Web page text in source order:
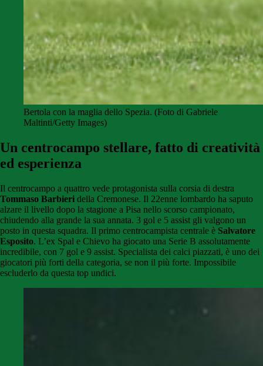
Bertola con la maglia dello Spezia. (Foto di Gabriele
Maltinti/Getty Images)
Un centrocampo stellare, fatto di creatività
ed esperienza
Il centrocampo a quattro vede protagonista sulla corsia di destra
Tommaso Barbieri della Cremonese. Il 22enne lombardo ha saputo
alzare il livello dopo la stagione a Pisa nello scorso campionato,
chiudendo alla grande la sua annata. 3 gol e 5 assist gli valgono un
posto in questa squadra. Il primo centrocampista centrale è Salvatore
Esposito. L’ex Spal e Chievo ha giocato una Serie B assolutamente
incredibile, con 7 gol e 9 assist. Specialista dei calci piazzati, è uno dei
giocatori più forti della categoria, se non il più forte. Impossibile
escluderlo da questa top undici.